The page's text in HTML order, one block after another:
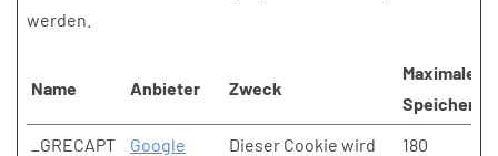
werden.
Name Anbieter Zweck
Maximale
_GRECAPT
Google
Dieser Cookie wird
180